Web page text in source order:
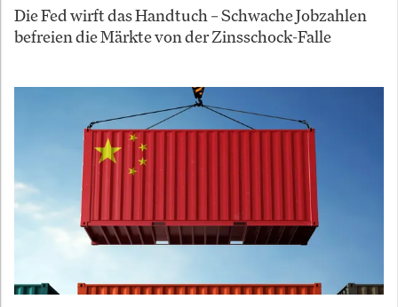
Die Fed wirft das Handtuch – Schwache Jobzahlen
befreien die Märkte von der Zinsschock-Falle